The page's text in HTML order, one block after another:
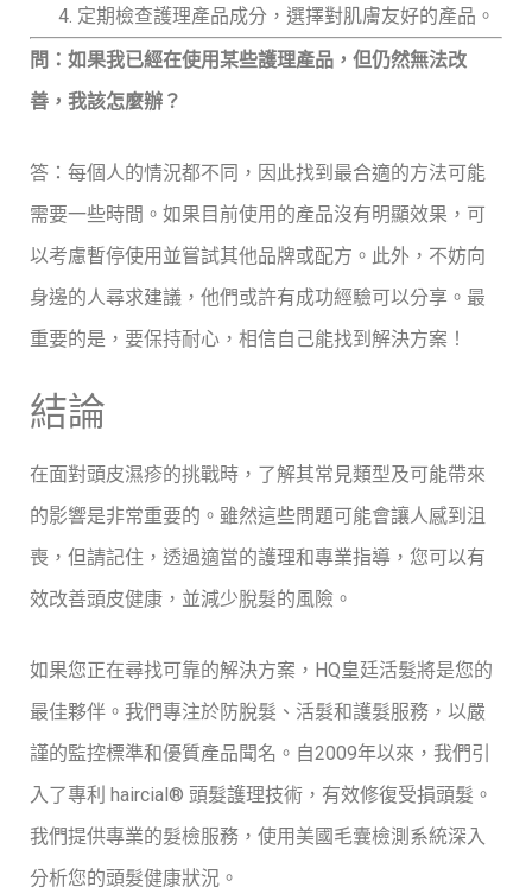
定期檢查護理產品成分，選擇對肌膚友好的產品。
問：如果我已經在使用某些護理產品，但仍然無法改
善，我該怎麼辦？
答：每個人的情況都不同，因此找到最合適的方法可能
需要一些時間。如果目前使用的產品沒有明顯效果，可
以考慮暫停使用並嘗試其他品牌或配方。此外，不妨向
身邊的人尋求建議，他們或許有成功經驗可以分享。最
重要的是，要保持耐心，相信自己能找到解決方案！
結論
在面對頭皮濕疹的挑戰時，了解其常見類型及可能帶來
的影響是非常重要的。雖然這些問題可能會讓人感到沮
喪，但請記住，透過適當的護理和專業指導，您可以有
效改善頭皮健康，並減少脫髮的風險。
如果您正在尋找可靠的解決方案，HQ皇廷活髮將是您的
最佳夥伴。我們專注於防脫髮、活髮和護髮服務，以嚴
謹的監控標準和優質產品聞名。自2009年以來，我們引
入了專利 haircial® 頭髮護理技術，有效修復受損頭髮。
我們提供專業的髮檢服務，使用美國毛囊檢測系統深入
分析您的頭髮健康狀況。